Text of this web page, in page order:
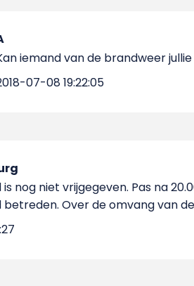
iemand van de brandweer
07-08 19:22:05
nog niet vrijgegeven. Pas na
Over de omvang van